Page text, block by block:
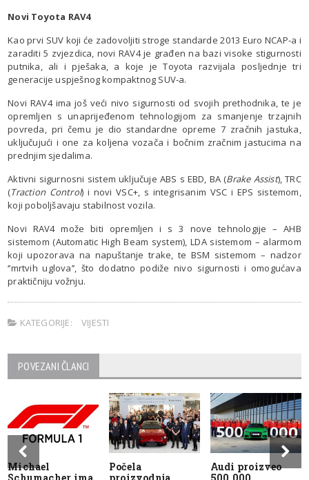
Novi Toyota RAV4
Kao prvi SUV koji će zadovoljiti stroge standarde 2013 Euro NCAP-a i
zaraditi 5 zvjezdica, novi RAV4 je građen na bazi visoke stigurnosti
putnika, ali i pješaka, a koje je Toyota razvijala posljednje tri
generacije uspješnog kompaktnog SUV-a.
Novi RAV4 ima još veći nivo sigurnosti od svojih prethodnika, te je
opremljen s unaprijeđenom tehnologijom za smanjenje trzajnih
povreda, pri čemu je dio standardne opreme 7 zračnih jastuka,
uključujući i one za koljena vozača i bočnim zračnim jastucima na
prednjim sjedalima.
Aktivni sigurnosni sistem uključuje ABS s EBD, BA (Brake Assist), TRC
(Traction Control) i novi VSC+, s integrisanim VSC i EPS sistemom,
koji poboljšavaju stabilnost vozila.
Novi RAV4 može biti opremljen i s 3 nove tehnologije – AHB
sistemom (Automatic High Beam system), LDA sistemom – alarmom
koji upozorava na napuštanje trake, te BSM sistemom – nadzor
‘’mrtvih uglova’’, što dodatno podiže nivo sigurnosti i omogućava
praktičniju vožnju.
KATEGORIJE: VIJESTI
POVEZANI ČLANCI
Michael
Počela
Audi proizveo